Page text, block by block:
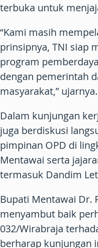
terbuka untuk
“Kami masih
prinsipnya, TNI siap
program
dengan pemerintah
masyarakat,” ujarnya.
Dalam kunjungan
juga berdiskusi
pimpinan OPD di
Mentawai serta
termasuk Dandim
Bupati Mentawai Dr.
menyambut baik
032/Wirabraja
berharap kunjungan